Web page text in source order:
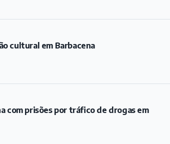
cultural em Barbacena
com prisões por tráfico de drogas em